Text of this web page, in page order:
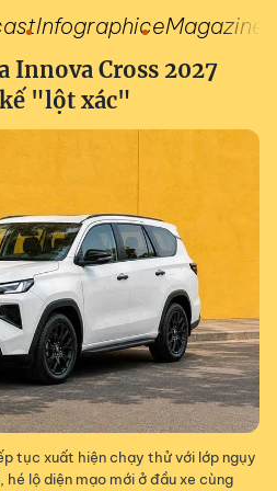
InfographiceMagazine
Innova Cross 2027
"lột xác"
tục xuất hiện chạy thử với lớp ngụy
lộ diện mạo mới ở đầu xe cùng